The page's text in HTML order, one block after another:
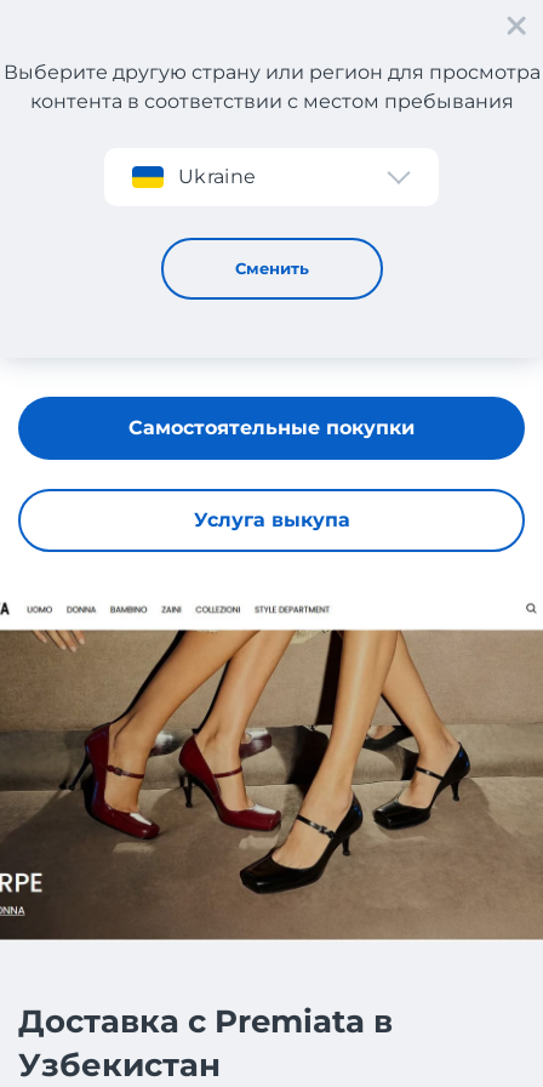
Регистрация
Выберите другую страну или регион для просмотра
контента в соответствии с местом пребывания
Ukraine
Сменить
Premiata
Услуга выкупа
Самостоятельные покупки
Доставка с Premiata в
Узбекистан